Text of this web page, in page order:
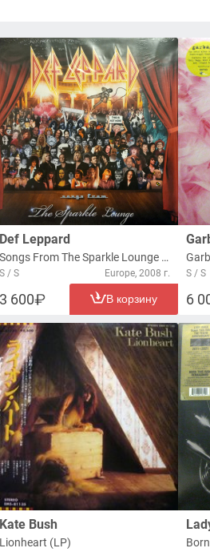
Def Leppard
Songs From The Sparkle Lounge (LP)
S / S Europe, 2008 г.
3 600 В корзину
S / S
6
Kate Bush
Lionheart (LP)